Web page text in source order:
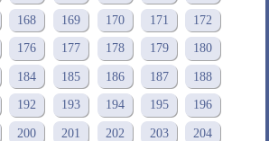
168 169 170 171 172
176 177 178 179 180
184 185 186 187 188
192 193 194 195 196
200 201 202 203 204